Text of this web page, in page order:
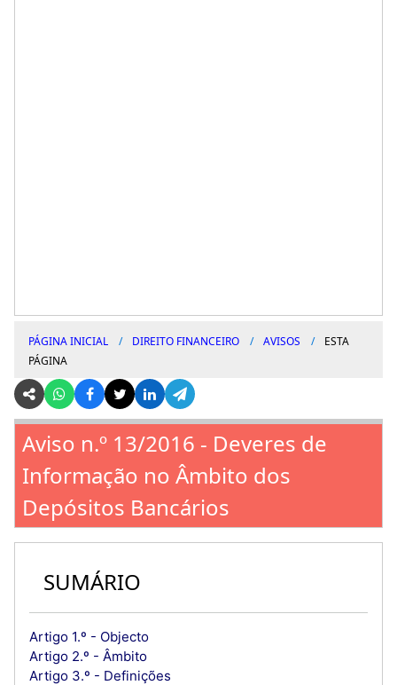
PÁGINA INICIAL DIREITO FINANCEIRO AVISOS
ESTA
PÁGINA
Aviso n.º 13/2016 - Deveres de
Informação no Âmbito dos
Depósitos Bancários
SUMÁRIO
Artigo 1.º - Objecto
Artigo 2.º - Âmbito
Artigo 3.º - Definições